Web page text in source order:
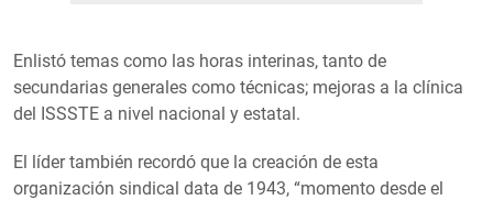
Enlistó temas como las horas interinas, tanto de
secundarias generales como técnicas; mejoras a la clínica
del ISSSTE a nivel nacional y estatal.
El líder también recordó que la creación de esta
organización sindical data de 1943, “momento desde el